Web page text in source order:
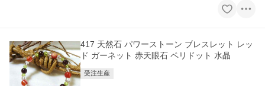
417 天然石 パワーストーン ブレスレット レッ
ド ガーネット 赤天眼石 ペリドット 水晶
受注生産